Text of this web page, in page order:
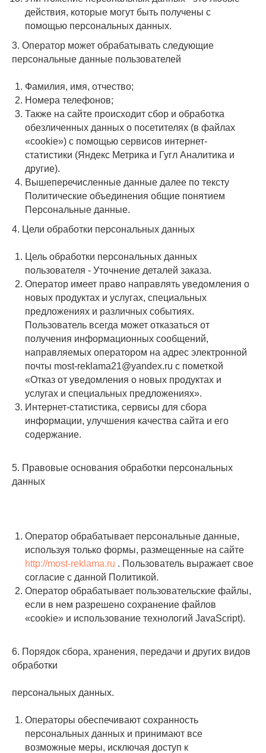
действия, которые могут быть получены с
помощью персональных данных.
3. Оператор может обрабатывать следующие
персональные данные пользователей
Фамилия, имя, отчество;
Номера телефонов;
Также на сайте происходит сбор и обработка
обезличенных данных о посетителях (в файлах
«cookie») с помощью сервисов интернет-
статистики (Яндекс Метрика и Гугл Аналитика и
другие).
Вышеперечисленные данные далее по тексту
Политические объединения общие понятием
Персональные данные.
4. Цели обработки персональных данных
Цель обработки персональных данных
пользователя - Уточнение деталей заказа.
Оператор имеет право направлять уведомления о
новых продуктах и услугах, специальных
предложениях и различных событиях.
Пользователь всегда может отказаться от
получения информационных сообщений,
направляемых оператором на адрес электронной
почты most-reklama21@yandex.ru с пометкой
«Отказ от уведомления о новых продуктах и
услугах и специальных предложениях».
Интернет-статистика, сервисы для сбора
информации, улучшения качества сайта и его
содержание.
5. Правовые основания обработки персональных
данных
Оператор обрабатывает персональные данные,
используя только формы, размещенные на сайте
http://most-reklama.ru . Пользователь выражает свое
согласие с данной Политикой.
Оператор обрабатывает пользовательские файлы,
если в нем разрешено сохранение файлов
«cookie» и использование технологий JavaScript).
6. Порядок сбора, хранения, передачи и других видов
обработки
персональных данных.
Операторы обеспечивают сохранность
персональных данных и принимают все
возможные меры, исключая доступ к